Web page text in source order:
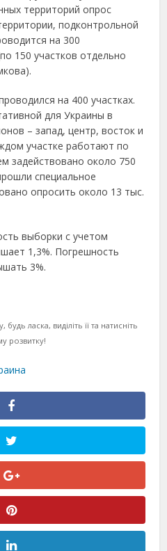
территорий опрос
подконтрольной
на 300
150 участков отдельно
на 400 участках.
для Украины в
– запад, центр, восток и
участке работают по
задействовано около 750
специальное
опросить около 13 тыс.
выборки с учетом
1,3%. Погрешность
3%.
ласка, виділіть її та натисніть
розвитку!